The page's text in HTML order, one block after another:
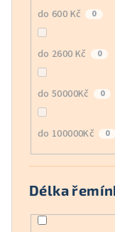
do 600 Kč 0
do 2600 Kč 0
do 50000Kč 0
do 100000Kč 0
Délka